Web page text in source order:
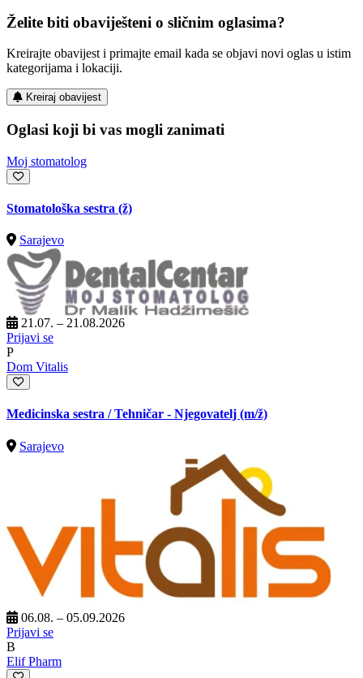
Želite biti obaviješteni o sličnim oglasima?
Kreirajte obavijest i primajte email kada se objavi novi oglas u istim
kategorijama i lokaciji.
Kreiraj obavijest
Oglasi koji bi vas mogli zanimati
Moj stomatolog
Stomatološka sestra (ž)
Sarajevo
21.07. – 21.08.2026
Prijavi se
P
Dom Vitalis
Medicinska sestra / Tehničar - Njegovatelj (m/ž)
Sarajevo
06.08. – 05.09.2026
Prijavi se
B
Elif Pharm